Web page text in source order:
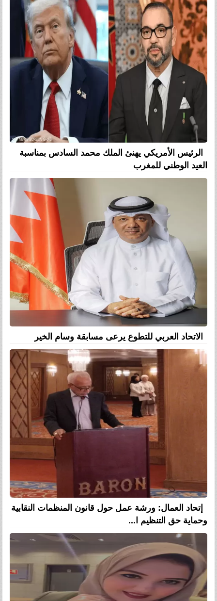
الرئيس الأمريكي يهنئ الملك محمد السادس بمناسبة
العيد الوطني للمغرب
الاتحاد العربي للتطوع يرعى مسابقة وسام الخير
إتحاد العمال: ورشة عمل حول قانون المنظمات النقابية
وحماية حق التنظيم ا...